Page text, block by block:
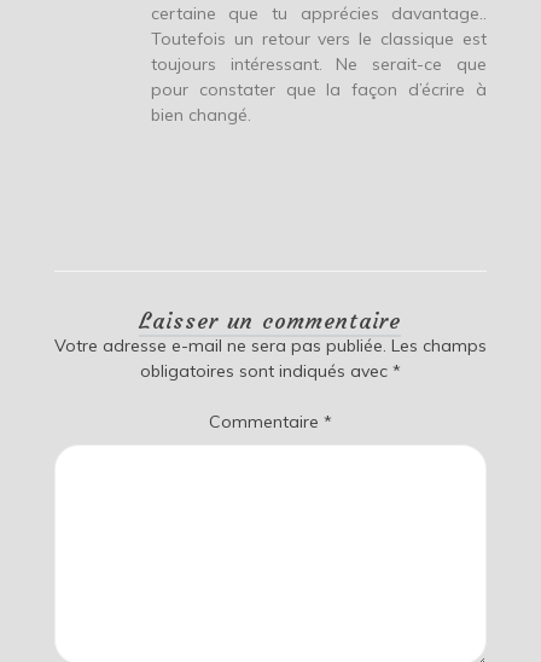
certaine que tu apprécies davantage..
Toutefois un retour vers le classique est
toujours intéressant. Ne serait-ce que
pour constater que la façon d’écrire à
bien changé.
Laisser un commentaire
Votre adresse e-mail ne sera pas publiée. Les champs
obligatoires sont indiqués avec *
Commentaire *